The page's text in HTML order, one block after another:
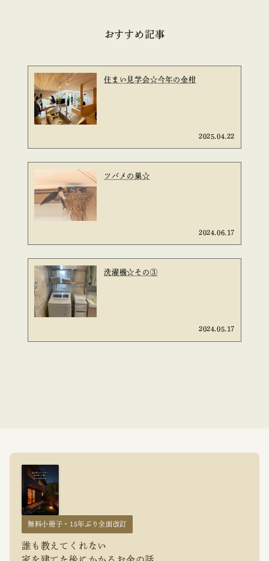
おすすめ記事
住まい見学会☆今年の金柑
2025.04.22
ツバメの巣☆
2024.06.17
洗濯機☆その③
2024.05.17
無料小冊子・15年ぶり全面改訂
誰も教えてくれない